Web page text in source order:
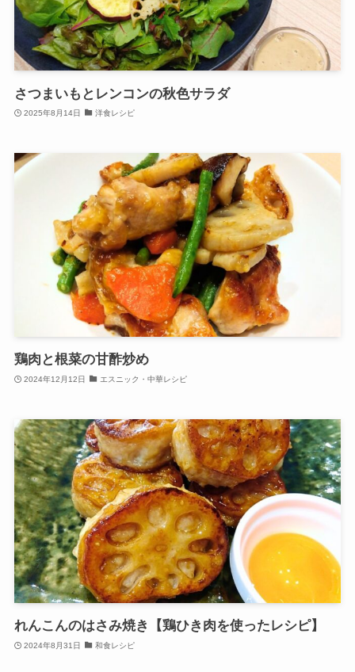
さつまいもとレンコンの秋色サラダ
2025年8月14日 洋食レシピ
鶏肉と根菜の甘酢炒め
2024年12月12日 エスニック・中華レシピ
れんこんのはさみ焼き【鶏ひき肉を使ったレシピ】
2024年8月31日 和食レシピ